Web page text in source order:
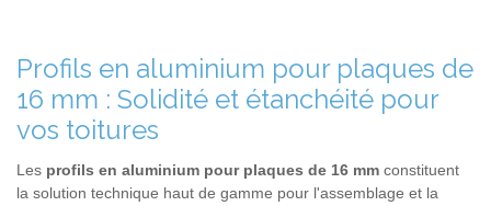
Profils en aluminium pour plaques de
16 mm : Solidité et étanchéité pour
vos toitures
Les profils en aluminium pour plaques de 16 mm constituent
la solution technique haut de gamme pour l'assemblage et la